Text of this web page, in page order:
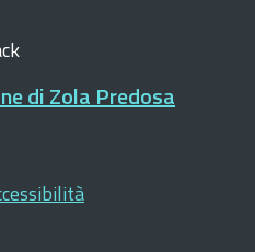
di Zola Predosa